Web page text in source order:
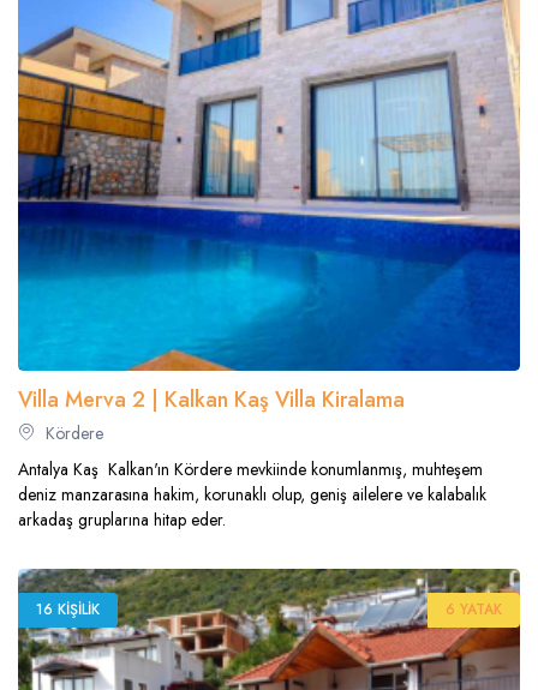
Villa Merva 2 | Kalkan Kaş Villa Kiralama
Kördere
Antalya Kaş Kalkan'ın Kördere mevkiinde konumlanmış, muhteşem
deniz manzarasına hakim, korunaklı olup, geniş ailelere ve kalabalık
arkadaş gruplarına hitap eder.
16 KIŞILIK 6 YATAK